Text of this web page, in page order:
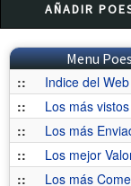
AÑADIR
Menu
::
Indice del Web
::
Los más vistos
::
Los más
::
Los mejor
::
Los más